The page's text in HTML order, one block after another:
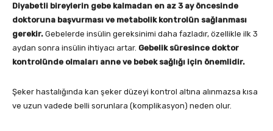
Diyabetli bireylerin gebe kalmadan en az 3 ay öncesinde
doktoruna başvurması ve metabolik kontrolün sağlanması
gerekir. Gebelerde insülin gereksinimi daha fazladır, özellikle ilk 3
aydan sonra insülin ihtiyacı artar. Gebelik süresince doktor
kontrolünde olmaları anne ve bebek sağlığı için önemlidir.
Şeker hastalığında kan şeker düzeyi kontrol altına alınmazsa kısa
ve uzun vadede belli sorunlara (komplikasyon) neden olur.